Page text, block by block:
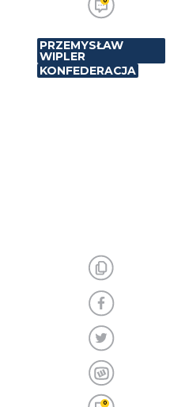
PRZEMYSŁAW
WIPLER
KONFEDERACJA
0